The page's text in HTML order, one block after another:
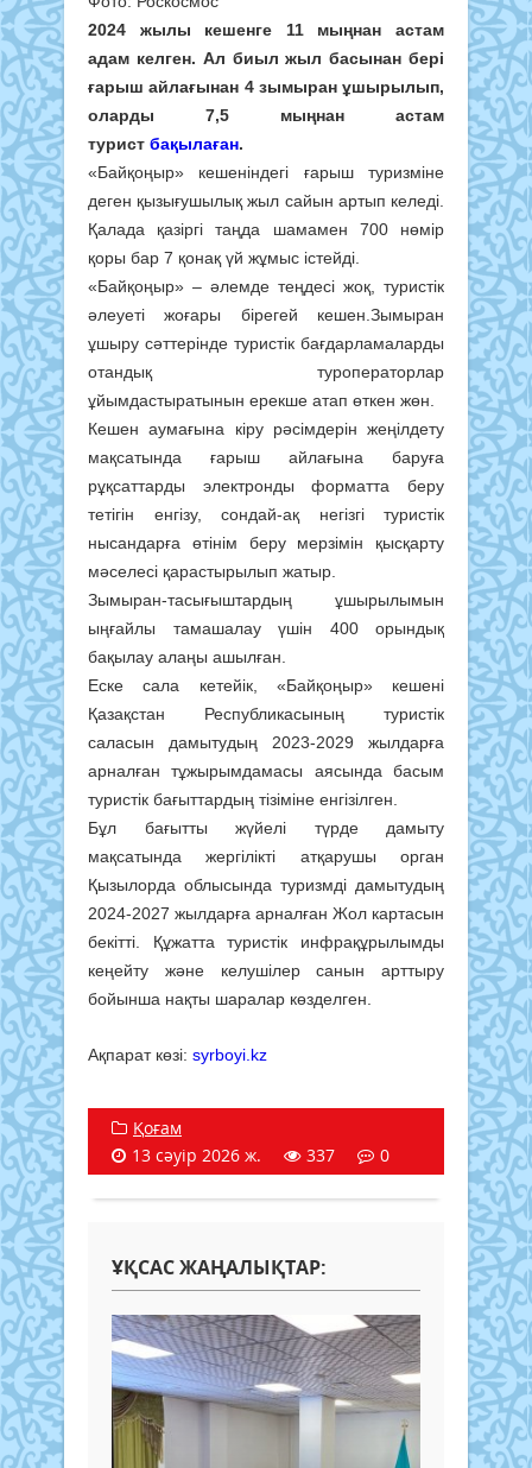
2024 жылы кешенге 11 мыңнан астам
адам келген. Ал биыл жыл басынан бері
ғарыш айлағынан 4 зымыран ұшырылып,
оларды 7,5 мыңнан астам
турист бақылаған.
«Байқоңыр» кешеніндегі ғарыш туризміне
деген қызығушылық жыл сайын артып келеді.
Қалада қазіргі таңда шамамен 700 нөмір
қоры бар 7 қонақ үй жұмыс істейді.
«Байқоңыр» – әлемде теңдесі жоқ, туристік
әлеуеті жоғары бірегей кешен.Зымыран
ұшыру сәттерінде туристік бағдарламаларды
отандық туроператорлар
ұйымдастыратынын ерекше атап өткен жөн.
Кешен аумағына кіру рәсімдерін жеңілдету
мақсатында ғарыш айлағына баруға
рұқсаттарды электронды форматта беру
тетігін енгізу, сондай-ақ негізгі туристік
нысандарға өтінім беру мерзімін қысқарту
мәселесі қарастырылып жатыр.
Зымыран-тасығыштардың ұшырылымын
ыңғайлы тамашалау үшін 400 орындық
бақылау алаңы ашылған.
Еске сала кетейік, «Байқоңыр» кешені
Қазақстан Республикасының туристік
саласын дамытудың 2023-2029 жылдарға
арналған тұжырымдамасы аясында басым
туристік бағыттардың тізіміне енгізілген.
Бұл бағытты жүйелі түрде дамыту
мақсатында жергілікті атқарушы орган
Қызылорда облысында туризмді дамытудың
2024-2027 жылдарға арналған Жол картасын
бекітті. Құжатта туристік инфрақұрылымды
кеңейту және келушілер санын арттыру
бойынша нақты шаралар көзделген.
Ақпарат көзі: syrboyi.kz
Қоғам
13 сәуір 2026 ж.
337 0
ҰҚСАС ЖАҢАЛЫҚТАР: